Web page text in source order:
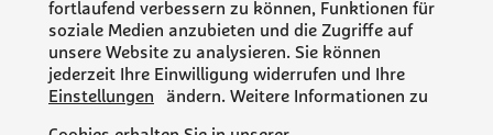
Folgen Sie Phytolab
fortlaufend verbessern zu können, Funktionen für
soziale Medien anzubieten und die Zugriffe auf
unsere Website zu analysieren. Sie können
jederzeit Ihre Einwilligung widerrufen und Ihre
Einstellungen
ändern. Weitere Informationen zu